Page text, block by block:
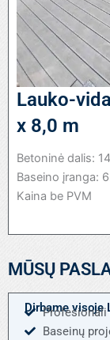
Lauko-
x 8,0 m
Betoninė dalis:
Baseino įranga:
Kaina be PVM
MŪSŲ
Dirbame visoje
Baseinų